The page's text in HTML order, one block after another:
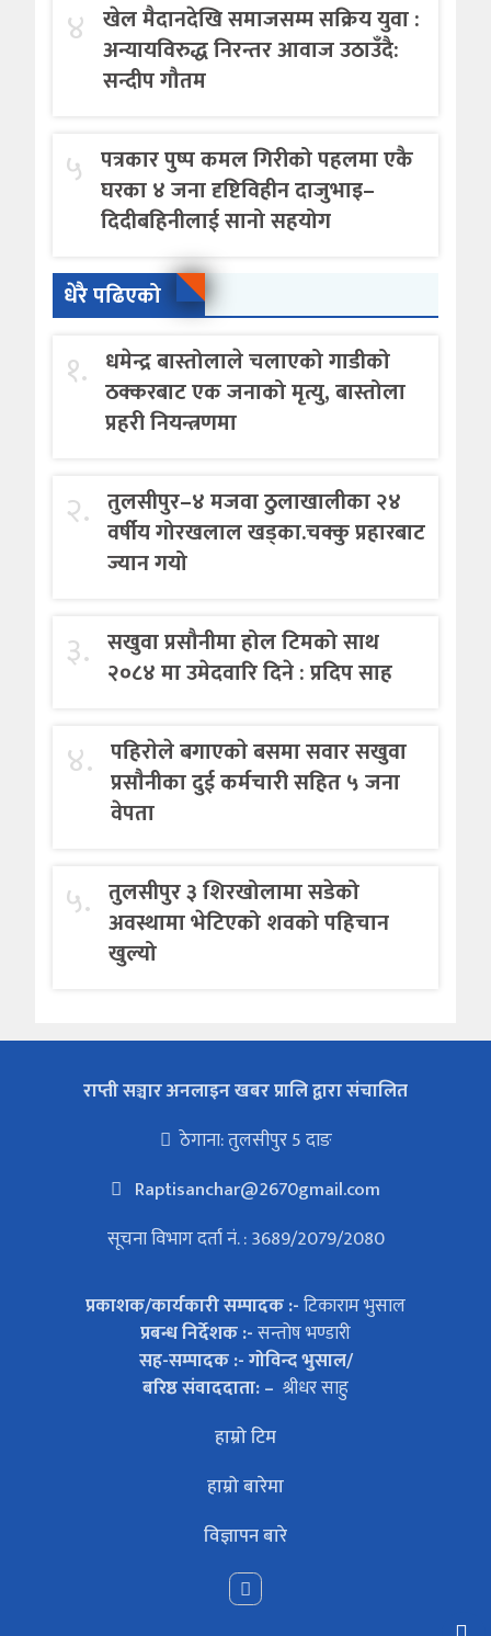
४ खेल मैदानदेखि समाजसम्म सक्रिय युवा :
अन्यायविरुद्ध निरन्तर आवाज उठाउँदै:
सन्दीप गौतम
५ पत्रकार पुष्प कमल गिरीको पहलमा एकै
घरका ४ जना दृष्टिविहीन दाजुभाइ–
दिदीबहिनीलाई सानो सहयोग
धेरै पढिएको
१. धमेन्द्र बास्तोलाले चलाएको गाडीको
ठक्करबाट एक जनाको मृत्यु, बास्तोला
प्रहरी नियन्त्रणमा
२. तुलसीपुर–४ मजवा ठुलाखालीका २४
वर्षीय गोरखलाल खड्का.चक्कु प्रहारबाट
ज्यान गयो
३. सखुवा प्रसौनीमा होल टिमको साथ
२०८४ मा उमेदवारि दिने : प्रदिप साह
४. पहिराेले बगाएकाे बसमा सवार सखुवा
प्रसाैनीका दुई कर्मचारी सहित ५ जना
वेपता
५. तुलसीपुर ३ शिरखोलामा सडेको
अवस्थामा भेटिएको शवको पहिचान
खुल्यो
राप्ती सञ्चार अनलाइन खबर प्रालि द्वारा संचालित
ठेगाना: तुलसीपुर 5 दाङ
Raptisanchar@2670gmail.com
सूचना विभाग दर्ता नं. : 3689/2079/2080
प्रकाशक/कार्यकारी सम्पादक :-टिकाराम भुसाल
प्रबन्ध निर्देशक :-सन्तोष भण्डारी
सह-सम्पादक :- गोविन्द भुसाल/
बरिष्ठ संवाददाता: – श्रीधर साहु
हाम्रो टिम
हाम्रो बारेमा
विज्ञापन बारे